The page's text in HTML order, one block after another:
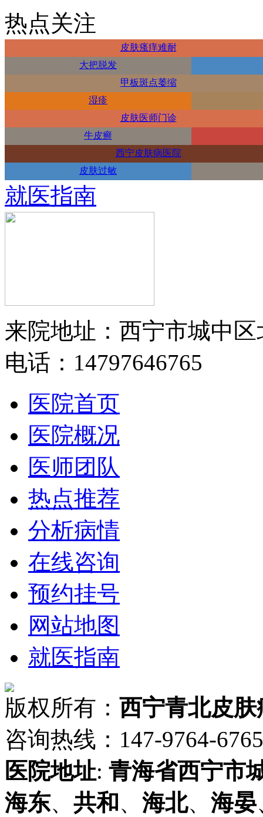
热点关注
皮肤瘙痒难耐
大把脱发
甲板斑点萎缩
湿疹
皮肤医师门诊
牛皮癣
西宁皮肤病医院
皮肤过敏
就医指南
来院地址：西宁市城中区
电话：14797646765
医院首页
医院概况
医师团队
热点推荐
分析病情
在线咨询
预约挂号
网站地图
就医指南
版权所有： 西宁青北皮肤
咨询热线：147-9764-
医院地址: 青海省西宁市
海东、 共和 、 海北、 海晏